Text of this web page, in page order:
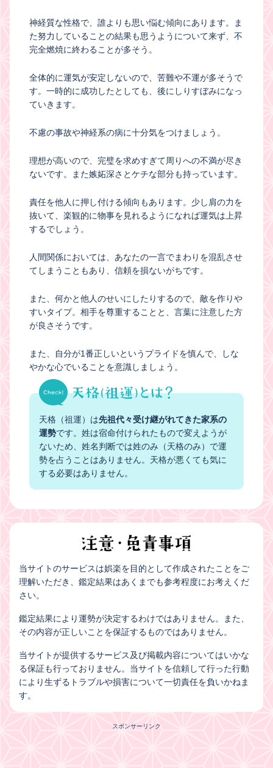
神経質な性格で、誰よりも思い悩む傾向にあります。ま
た努力していることの結果も思うようについて来ず、不
完全燃焼に終わることが多そう。
全体的に運気が安定しないので、苦難や不運が多そうで
す。一時的に成功したとしても、後にしりすぼみになっ
ていきます。
不慮の事故や神経系の病に十分気をつけましょう。
理想が高いので、完璧を求めすぎて周りへの不満が尽き
ないです。また嫉妬深さとケチな部分も持っています。
責任を他人に押し付ける傾向もあります。少し肩の力を
抜いて、楽観的に物事を見れるようになれば運気は上昇
するでしょう。
人間関係においては、あなたの一言でまわりを混乱させ
てしまうこともあり、信頼を損ないがちです。
また、何かと他人のせいにしたりするので、敵を作りや
すいタイプ。相手を尊重することと、言葉に注意した方
が良さそうです。
また、自分が1番正しいというプライドを慎んで、しな
やかな心でいることを意識しましょう。
天格（祖運）は先祖代々受け継がれてきた家系の
運勢です。姓は宿命付けられたもので変えようが
ないため、姓名判断では姓のみ（天格のみ）で運
勢を占うことはありません。天格が悪くても気に
する必要はありません。
当サイトのサービスは娯楽を目的として作成されたことをご
理解いただき、鑑定結果はあくまでも参考程度にお考えくだ
さい。
鑑定結果により運勢が決定するわけではありません。また、
その内容が正しいことを保証するものではありません。
当サイトが提供するサービス及び掲載内容についてはいかな
る保証も行っておりません。当サイトを信頼して行った行動
により生ずるトラブルや損害について一切責任を負いかねま
す。
スポンサーリンク